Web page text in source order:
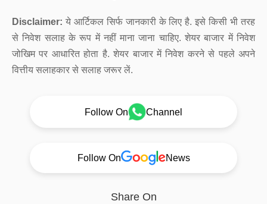
Disclaimer: ये आर्टिकल सिर्फ जानकारी के लिए है. इसे किसी भी तरह
से निवेश सलाह के रूप में नहीं माना जाना चाहिए. शेयर बाजार में निवेश
जोखिम पर आधारित होता है. शेयर बाजार में निवेश करने से पहले अपने
वित्तीय सलाहकार से सलाह जरूर लें.
Follow On Channel
Follow On News
Share On